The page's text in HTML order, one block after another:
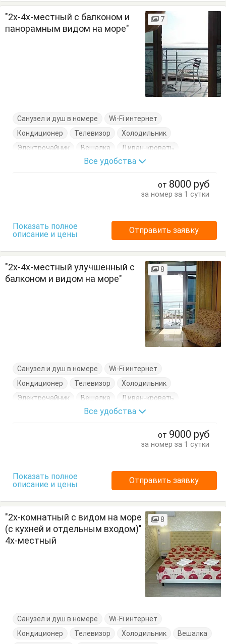
"2х-4х-местный с балконом и
панорамным видом на море"
7
Санузел и душ в номере
Wi-Fi интернет
Кондиционер
Телевизор
Холодильник
Электрочайник
Вешалка
Диван-кровать
Кровать двуспальная
Все удобства
от 8000 руб
за номер за 1 сутки
Показать полное
описание и цены
Отправить заявку
"2х-4х-местный улучшенный с
балконом и видом на море"
8
Санузел и душ в номере
Wi-Fi интернет
Кондиционер
Телевизор
Холодильник
Электрочайник
Вешалка
Диван-кровать
Кровать двуспальная
Все удобства
от 9000 руб
за номер за 1 сутки
Показать полное
описание и цены
Отправить заявку
"2х-комнатный с видом на море
(с кухней и отдельным входом)"
4х-местный
8
Санузел и душ в номере
Wi-Fi интернет
Кондиционер
Телевизор Холодильник Вешалка